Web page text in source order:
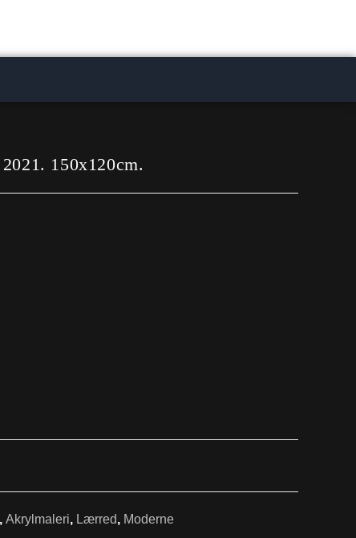
150x120cm.
, Akrylmaleri, Lærred, Moderne